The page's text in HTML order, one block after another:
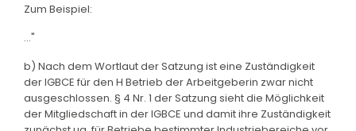
Zum Beispiel:
..."
b) Nach dem Wortlaut der Satzung ist eine Zuständigkeit
der IGBCE für den H Betrieb der Arbeitgeberin zwar nicht
ausgeschlossen. § 4 Nr. 1 der Satzung sieht die Möglichkeit
der Mitgliedschaft in der IGBCE und damit ihre Zuständigkeit